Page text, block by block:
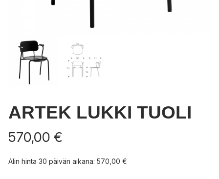
ARTEK LUKKI TUOLI
570,00 €
Alin hinta 30 päivän aikana: 570,00 €